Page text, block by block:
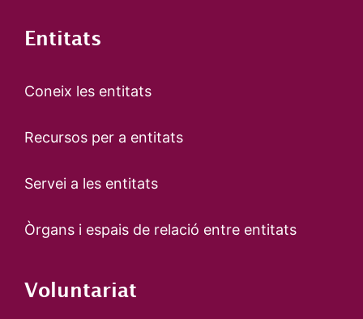
Entitats
Coneix les entitats
Recursos per a entitats
Servei a les entitats
Òrgans i espais de relació entre entitats
Voluntariat